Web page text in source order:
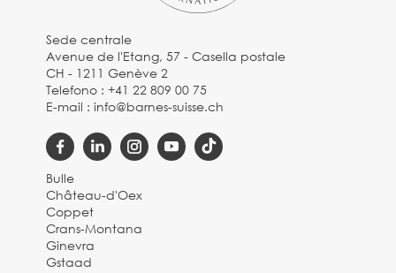
Sede centrale
Avenue de l'Etang, 57 - Casella postale
CH - 1211 Genève 2
Telefono :+41 22 809 00 75
E-mail :info@barnes-suisse.ch
Bulle
Château-d'Oex
Coppet
Crans-Montana
Ginevra
Gstaad